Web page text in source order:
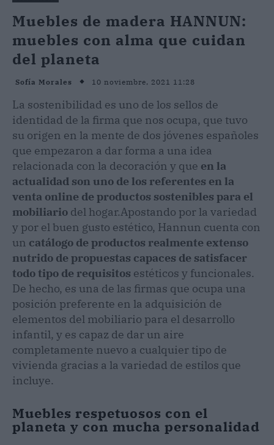
Muebles de madera HANNUN:
muebles con alma que cuidan
del planeta
Sofía Morales 10 noviembre, 2021 11:28
La sostenibilidad es uno de los sellos de
identidad de la firma que nos ocupa, que tuvo
su origen en la mente de dos jóvenes españoles
que empezaron a dar forma a una idea
relacionada con la decoración y que en la
actualidad son uno de los referentes en la
venta online de productos sostenibles para el
mobiliario del hogar.Apostando por la variedad
y por el buen gusto estético, Hannun cuenta con
un catálogo de productos realmente extenso
nutrido de propuestas capaces de satisfacer
todo tipo de requisitos estéticos y funcionales.
De hecho, es una de las firmas que ocupa una
posición preferente en la adquisición de
elementos del mobiliario para el desarrollo
infantil, y es capaz de dar un aire
completamente nuevo a cualquier tipo de
vivienda gracias a la variedad de estilos que
incluye.
Muebles respetuosos con el
planeta y con mucha personalidad